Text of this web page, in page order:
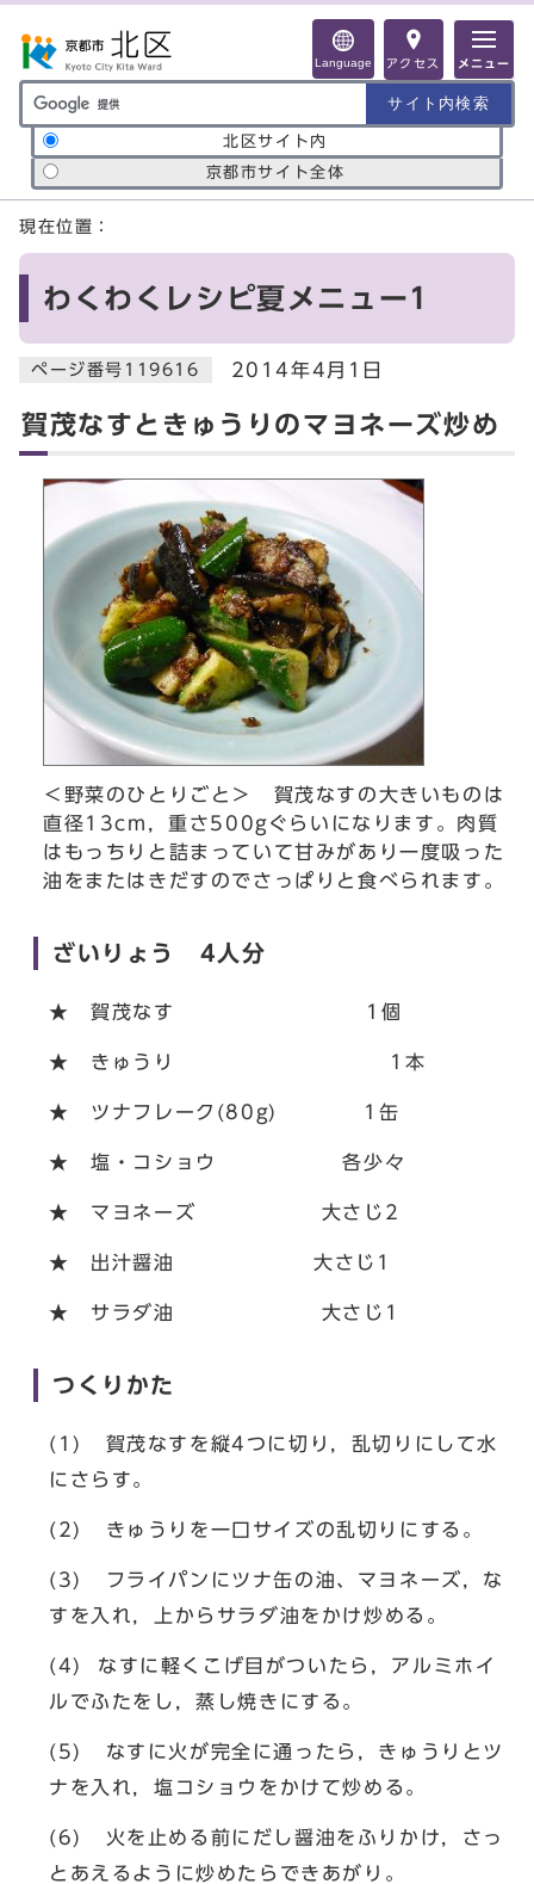
Language アクセス メニュー
サイト内検索の範囲
北区サイト内
京都市サイト全体
ここから本文です
現在位置：
わくわくレシピ夏メニュー1
ページ番号119616 2014年4月1日
賀茂なすときゅうりのマヨネーズ炒め
＜野菜のひとりごと＞ 賀茂なすの大きいものは
直径13cm，重さ500gぐらいになります。肉質
はもっちりと詰まっていて甘みがあり一度吸った
油をまたはきだすのでさっぱりと食べられます。
ざいりょう 4人分
★ 賀茂なす 1個
★ きゅうり 1本
★ ツナフレーク(80g) 1缶
★ 塩・コショウ 各少々
★ マヨネーズ 大さじ2
★ 出汁醤油 大さじ1
★ サラダ油 大さじ1
つくりかた
(1) 賀茂なすを縦4つに切り，乱切りにして水
にさらす。
(2) きゅうりを一口サイズの乱切りにする。
(3) フライパンにツナ缶の油、マヨネーズ，な
すを入れ，上からサラダ油をかけ炒める。
(4) なすに軽くこげ目がついたら，アルミホイ
ルでふたをし，蒸し焼きにする。
(5) なすに火が完全に通ったら，きゅうりとツ
ナを入れ，塩コショウをかけて炒める。
(6) 火を止める前にだし醤油をふりかけ，さっ
とあえるように炒めたらできあがり。